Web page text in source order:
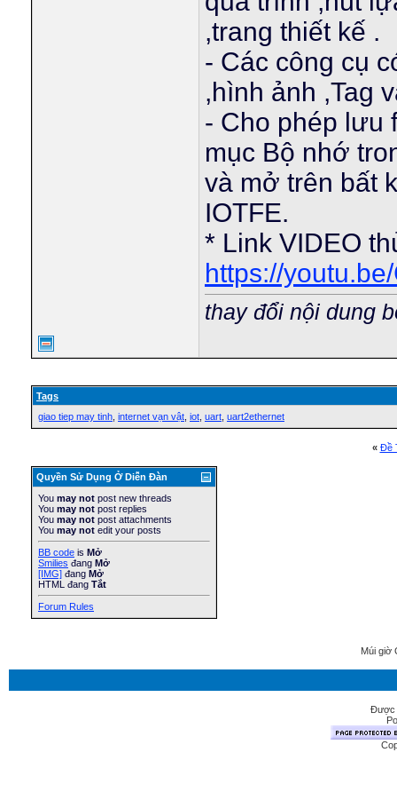
,trang thiết kế .
- Các công cụ
,hình ảnh ,Tag
- Cho phép lưu
mục Bộ nhớ
và mở trên bất
IOTFE.
* Link VIDEO
https://
thay đổi nội dung
Tags
giao tiep may tinh internet vạn vật iot uart uart2ethernet
« Ðề
Quyền Sử Dụng Ở Diễn Ðàn
You may not post new threads
You may not post replies
You may not post attachments
You may not edit your posts
BB code is Mở
Smilies đang Mở
[IMG] đang Mở
HTML đang Tắt
Forum Rules
Múi giờ
Được